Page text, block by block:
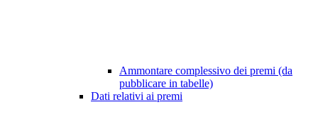
Ammontare complessivo dei premi (da
pubblicare in tabelle)
Dati relativi ai premi